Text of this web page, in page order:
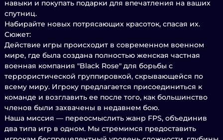
навыки и покупать подарки для впечатления на ваших
спутниц.
Набирайте новых потрясающих красоток, спасая их.
Сюжет:
Действие игры происходит в современном военном
мире, где была создана полностью женская частная
военная компания "Black Rose" для борьбы с
террористической группировкой, скрывающейся по
всему миру. Игроку предлагается присоединиться к
команде и возглавить ее после того, как большинство
членов были захвачены в недавнем бою.
Наша миссия — переосмыслить жанр FPS, объединив
два типа игр в одном. Мы стремимся предоставить